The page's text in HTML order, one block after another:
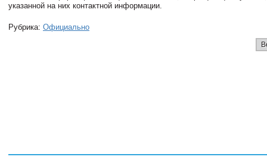
указанной на них контактной информации.
Рубрика: Официально